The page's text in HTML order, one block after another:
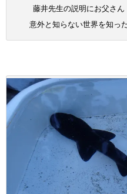
藤井先生の説明にお父さん
意外と知らない世界を知っ